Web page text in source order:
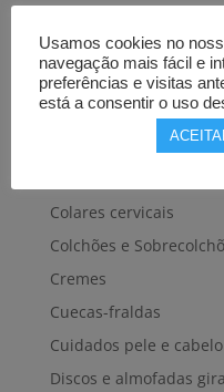
Camas articuladas
Carros hospitalares
Cestas, Arneses
Cintas e Faixas
Cintos, Coletes e afins
Colares cervicais
Colchões e
Cremes
Cuecas-fraldas
Cuidados pele e cabelo
Discos e almofadas
Usamos cookies no
navegação mais fácil e
preferências e visitas
está a consentir o uso